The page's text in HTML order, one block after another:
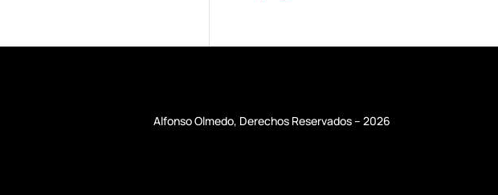
Alfonso Olmedo, Derechos Reservados – 2026